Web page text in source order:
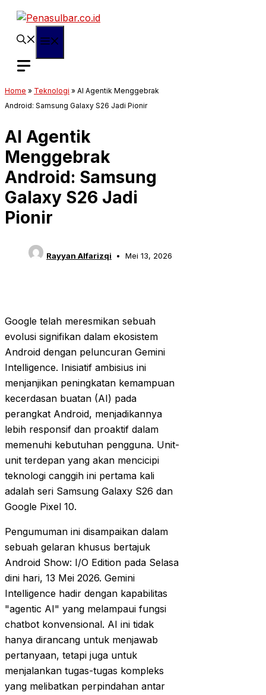
Langsung
Home » Teknologi » AI Agentik Menggebrak
Android: Samsung Galaxy S26 Jadi Pionir
AI Agentik
Menggebrak
Android: Samsung
Galaxy S26 Jadi
Pionir
Rayyan Alfarizqi Mei 13, 2026
Google telah meresmikan sebuah
evolusi signifikan dalam ekosistem
Android dengan peluncuran Gemini
Intelligence. Inisiatif ambisius ini
menjanjikan peningkatan kemampuan
kecerdasan buatan (AI) pada
perangkat Android, menjadikannya
lebih responsif dan proaktif dalam
memenuhi kebutuhan pengguna. Unit-
unit terdepan yang akan mencicipi
teknologi canggih ini pertama kali
adalah seri Samsung Galaxy S26 dan
Google Pixel 10.
Pengumuman ini disampaikan dalam
sebuah gelaran khusus bertajuk
Android Show: I/O Edition pada Selasa
dini hari, 13 Mei 2026. Gemini
Intelligence hadir dengan kapabilitas
"agentic AI" yang melampaui fungsi
chatbot konvensional. AI ini tidak
hanya dirancang untuk menjawab
pertanyaan, tetapi juga untuk
menjalankan tugas-tugas kompleks
yang melibatkan perpindahan antar